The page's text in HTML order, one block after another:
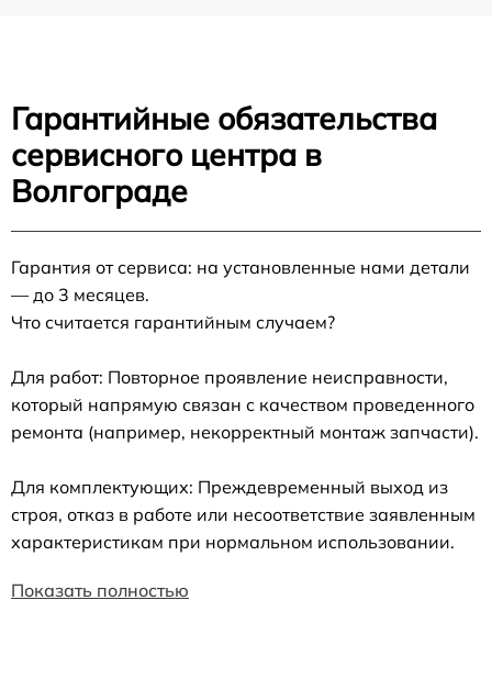
Гарантийные обязательства
сервисного центра в
Волгограде
Гарантия от сервиса: на установленные нами детали
— до 3 месяцев.
Что считается гарантийным случаем?
Для работ: Повторное проявление неисправности,
который напрямую связан с качеством проведенного
ремонта (например, некорректный монтаж запчасти).
Для комплектующих: Преждевременный выход из
строя, отказ в работе или несоответствие заявленным
характеристикам при нормальном использовании.
Показать полностью